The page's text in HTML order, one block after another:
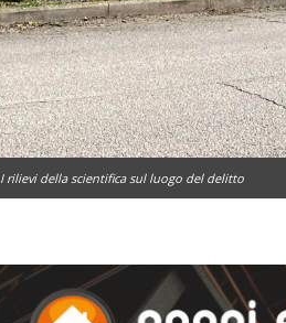
I rilievi della scientifica sul luogo del delitto